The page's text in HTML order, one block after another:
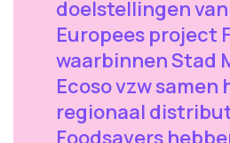
doelstellingen
Europees project
waarbinnen Stad
Ecoso vzw samen
regionaal
Foodsavers